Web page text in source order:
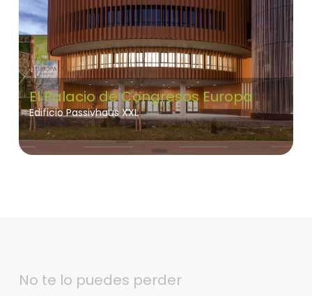
El Palacio de Congresos Europa
Edificio Passivhaus XXL
No te lo puedes perder